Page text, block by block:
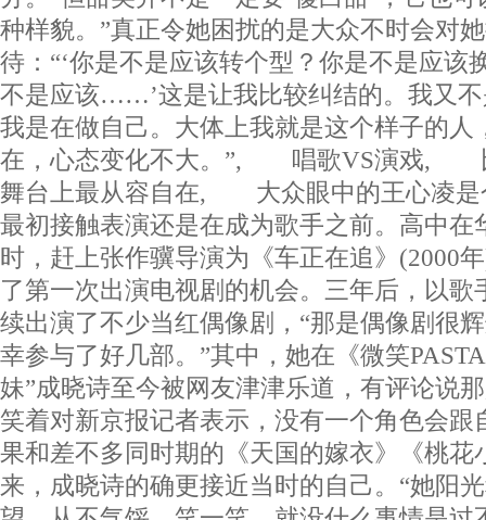
种样貌。”真正令她困扰的是大众不时会对
待：“‘你是不是应该转个型？你是不是应该
不是应该……’这是让我比较纠结的。我又
我是在做自己。大体上我就是这个样子的人
在，心态变化不大。”, 唱歌VS演戏,
舞台上最从容自在, 大众眼中的王心凌是
最初接触表演还是在成为歌手之前。高中在
时，赶上张作骥导演为《车正在追》(2000
了第一次出演电视剧的机会。三年后，以歌
续出演了不少当红偶像剧，“那是偶像剧很
幸参与了好几部。”其中，她在《微笑
妹”成晓诗至今被网友津津乐道，有评论说
笑着对新京报记者表示，没有一个角色会跟
果和差不多同时期的《天国的嫁衣》《桃花
来，成晓诗的确更接近当时的自己。“她阳